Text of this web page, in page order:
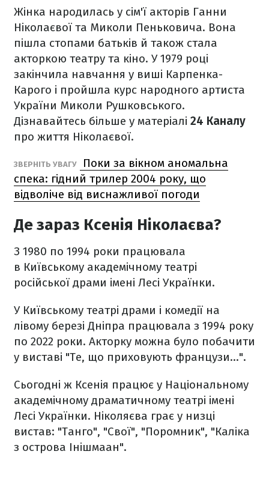
Жінка народилась у сім'ї акторів Ганни
Ніколаєвої та Миколи Пеньковича. Вона
пішла стопами батьків й також стала
акторкою театру та кіно. У 1979 році
закінчила навчання у виші Карпенка-
Карого і пройшла курс народного артиста
України Миколи Рушковського.
Дізнавайтесь більше у матеріалі 24 Каналу
про життя Ніколаєвої.
ЗВЕРНІТЬ УВАГУ
Поки за вікном аномальна
спека: гідний трилер 2004 року, що
відволіче від виснажливої погоди
Де зараз Ксенія Ніколаєва?
З 1980 по 1994 роки працювала
в Київському академічному театрі
російської драми імені Лесі Українки.
У Київському театрі драми і комедії на
лівому березі Дніпра працювала з 1994 року
по 2022 роки. Акторку можна було побачити
у виставі "Те, що приховують французи…".
Сьогодні ж Ксенія працює у Національному
академічному драматичному театрі імені
Лесі Українки. Ніколяєва грає у низці
вистав: "Танго", "Свої", "Поромник", "Каліка
з острова Інішмаан".